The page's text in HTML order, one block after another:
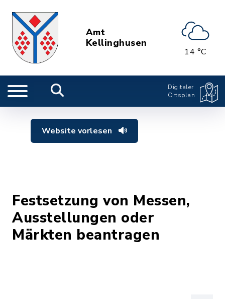
Amt
Kellinghusen
14 °C
Digitaler
Ortsplan
Website vorlesen
Festsetzung von Messen,
Ausstellungen oder
Märkten beantragen